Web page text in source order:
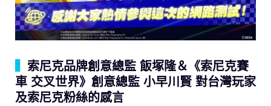
索尼克品牌創意總監 飯塚隆＆《索尼克賽
車 交叉世界》創意總監 小早川賢 對台灣玩家
及索尼克粉絲的感言